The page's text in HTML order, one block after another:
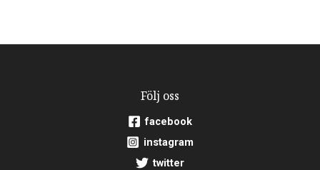
Följ oss
facebook
instagram
twitter